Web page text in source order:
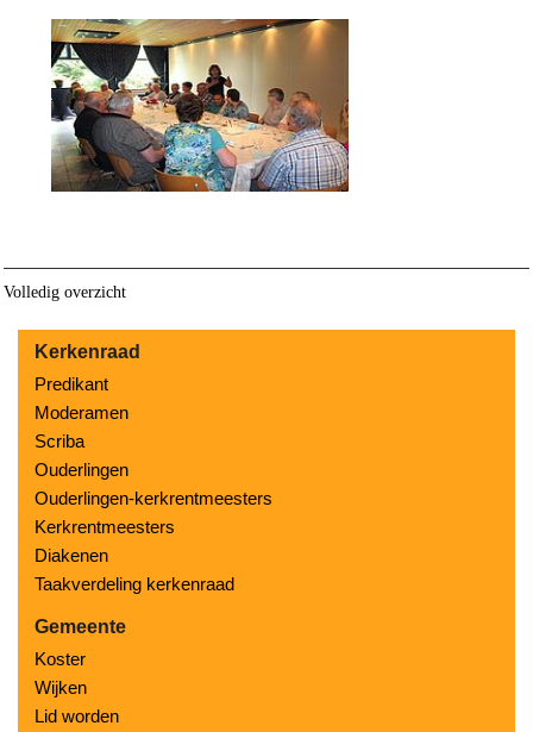
Volledig overzicht
Kerkenraad
Predikant
Moderamen
Scriba
Ouderlingen
Ouderlingen-kerkrentmeesters
Kerkrentmeesters
Diakenen
Taakverdeling kerkenraad
Gemeente
Koster
Wijken
Lid worden